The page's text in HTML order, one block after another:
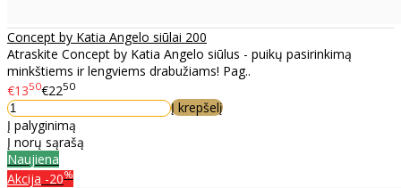
Concept by Katia Angelo siūlai 200
Atraskite Concept by Katia Angelo siūlus - puikų pasirinkimą
minkštiems ir lengviems drabužiams! Pag..
€1350€2250
Į krepšelį
Į palyginimą
Į norų sąrašą
Naujiena
Akcija -20%